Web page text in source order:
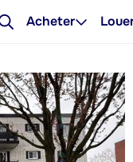
Acheter